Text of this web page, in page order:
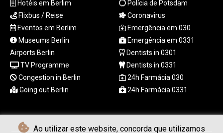
Ao utilizar este website, concorda que utilizamos
UYU 46.399423
UZS
13785.828699
VES 873.763846
VND
30295.956222
XAF 655.948849
XAU 0.000266
XCD 3.124515
Hotéis em Berlim
Flixbus / Reise
Eventos em Berlim
Museums Berlin
Airports Berlin
TV Programme
Congestion in Berlin
Going out Berlin
Polícia de Potsdam
Coronavirus
Emergência em 030
Emergência em 0331
Dentists in 0301
Dentists in 0331
24h Farmácia 030
24h Farmácia 0331